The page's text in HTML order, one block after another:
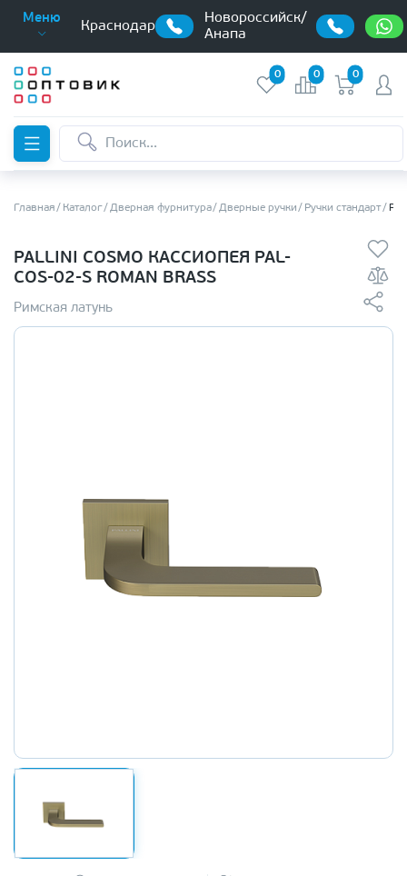
Меню
Краснодар
Новороссийск/
Анапа
0 0 0
Главная Каталог Дверная фурнитура Дверные ручки Ручки стандарт
PALLINI COSMO КАССИОПЕЯ PAL-
COS-02-S ROMAN BRASS
Римская латунь